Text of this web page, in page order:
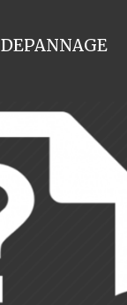
DEPANNAGE